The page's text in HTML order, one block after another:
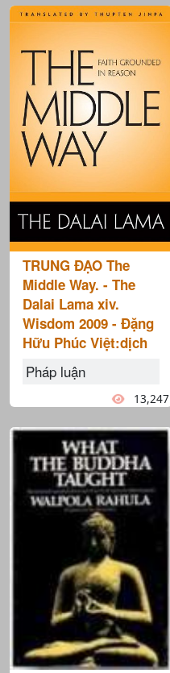
TRUNG ĐẠO The
Middle Way. - The
Dalai Lama xiv.
Wisdom 2009 - Đặng
Hữu Phúc Việt:dịch
Pháp luận
13,247